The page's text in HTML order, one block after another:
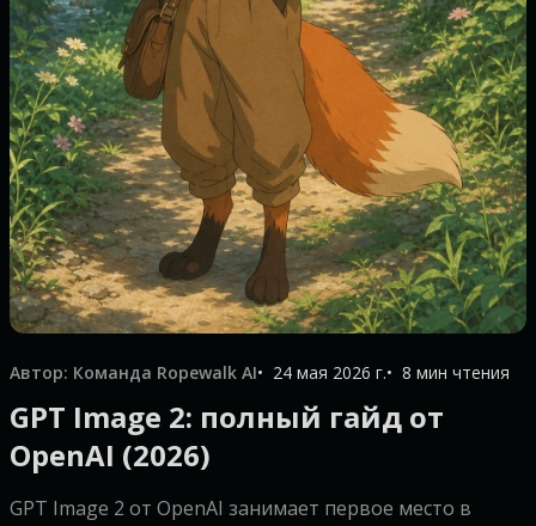
Автор: Команда Ropewalk AI 24 мая 2026 г. 8 мин чтения
GPT Image 2: полный гайд от
OpenAI (2026)
GPT Image 2 от OpenAI занимает первое место в